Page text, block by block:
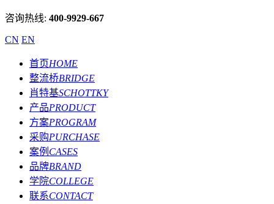
咨询热线: 400-9929-667
CN EN
首页HOME
整流桥BRIDGE
肖特基SCHOTTKY
产品PRODUCT
方案PROGRAM
采购PURCHASE
案例 CASES
品牌BRAND
学院COLLEGE
联系CONTACT